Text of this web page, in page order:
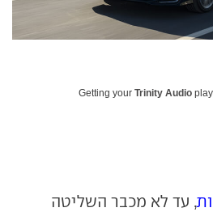
Getting your Trinity Audio
, עד לא מכבר השליטה